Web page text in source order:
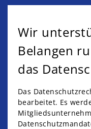
Wir
Belangen
das
Das
bearbeitet. Es